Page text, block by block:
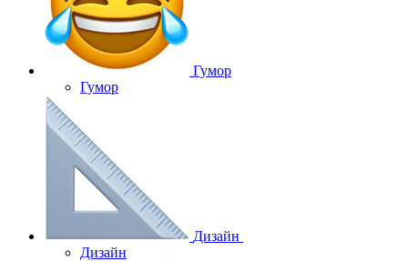
Гумор
Гумор
Дизайн
Дизайн